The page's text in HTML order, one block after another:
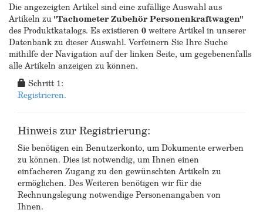
Die angezeigten Artikel sind eine zufällige Auswahl aus
Artikeln zu"Tachometer Zubehör Personenkraftwagen"
des Produktkatalogs. Es existieren0weitere Artikel in unserer
Datenbank zu dieser Auswahl. Verfeinern Sie Ihre Suche
mithilfe der Navigation auf der linken Seite, um gegebenenfalls
alle Artikeln anzeigen zu können.
Schritt 1:
Registrieren.
Hinweis zur Registrierung:
Sie benötigen ein Benutzerkonto, um Dokumente erwerben
zu können. Dies ist notwendig, um Ihnen einen
einfacheren Zugang zu den gewünschten Artikeln zu
ermöglichen. Des Weiteren benötigen wir für die
Rechnungslegung notwendige Personenangaben von
Ihnen.